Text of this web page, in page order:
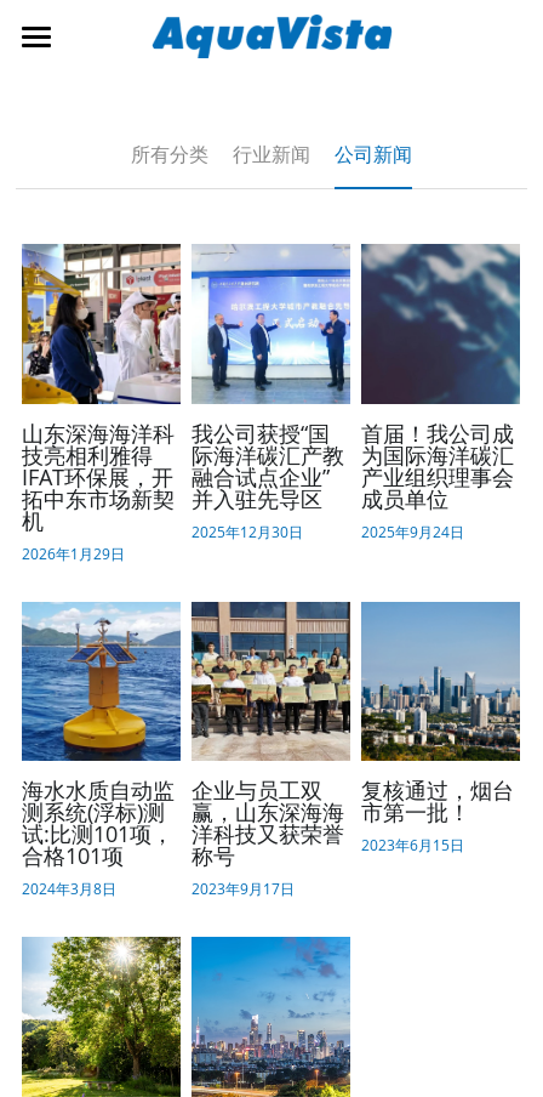
解决方案
生态环境监测
预警监测
大数据应用
运维保障
海事产品
新闻资讯
公司新闻
行业新闻
招贤纳士
联系我们
简体中文
简体中文
所有分类 行业新闻 公司新闻
山东深海海洋科
技亮相利雅得
IFAT环保展，开
拓中东市场新契
机
2026年1月29日
我公司获授“国
际海洋碳汇产教
融合试点企业”
并入驻先导区
2025年12月30日
首届！我公司成
为国际海洋碳汇
产业组织理事会
成员单位
2025年9月24日
海水水质自动监
测系统(浮标)测
试:比测101项，
合格101项
2024年3月8日
企业与员工双
赢，山东深海海
洋科技又获荣誉
称号
2023年9月17日
复核通过，烟台
市第一批！
2023年6月15日
博客分类